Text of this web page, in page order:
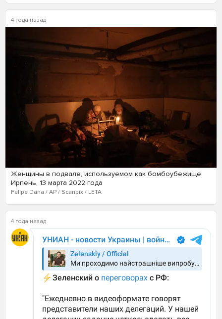
4 года назад
Женщины в подвале, используемом как бомбоубежище.
Ирпень, 13 марта 2022 года
Felipe Dana / AP / Scanpix / LETA
4 года назад